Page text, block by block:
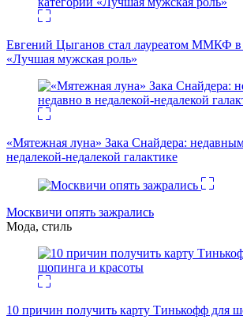
Евгений Цыганов стал лауреатом ММКФ в
«Лучшая мужская роль»
«Мятежная луна» Зака Снайдера:
недалекой-недалекой галактике
Москвичи опять зажрались
Мода, стиль
10 причин получить карту Тинькофф для